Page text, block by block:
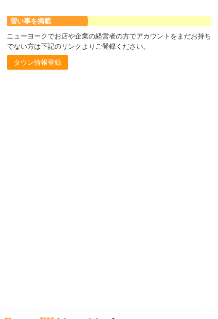
習い事を掲載
ニューヨークでお店や企業の経営者の方でアカウントをまだお持ち
でない方は下記のリンクよりご登録ください。
タウン情報登録